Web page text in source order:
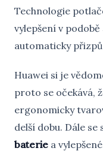
Technologie
vylepšení v
automaticky
Huawei si je
proto se očekává,
ergonomicky
delší dobu. Dále se
baterie a